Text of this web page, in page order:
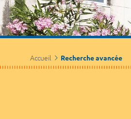
Accueil Recherche avancée